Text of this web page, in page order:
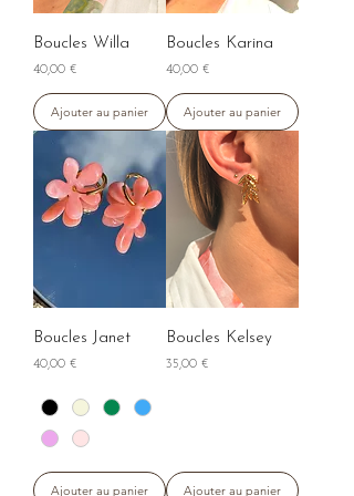
Boucles Willa
Prix
40,00 €
Ajouter au panier
Boucles Karina
Prix
40,00 €
Ajouter au panier
Boucles Janet
Prix
40,00 €
Ajouter au panier
Boucles Kelsey
Prix
35,00 €
Ajouter au panier